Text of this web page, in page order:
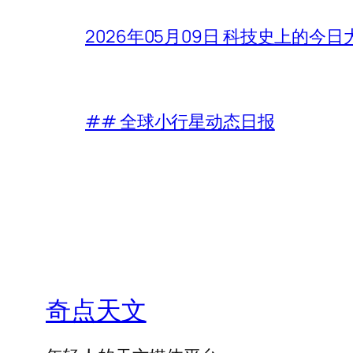
2026年05月09日 科技史上的今日
## 全球小行星动态日报
奇点天文